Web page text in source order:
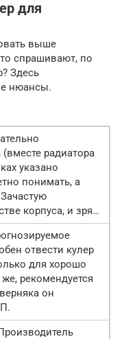
для
выше
спрашивают, по
Здесь
нюансы.
(вместе радиатора
указано
понимать, а
корпуса, и зря…
отвести кулер
для хорошо
рекомендуется
он